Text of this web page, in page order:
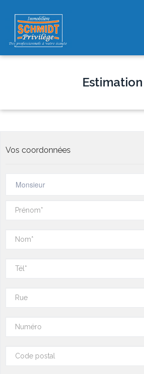
Estimation
Vos coordonnées